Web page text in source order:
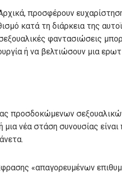
προσφέρουν
κατά τη διάρκεια της
φαντασιώσεις
ή να βελτιώσουν μια
προσδοκώμενων
νέα στάση συνουσίας είναι
«απαγορευμένων